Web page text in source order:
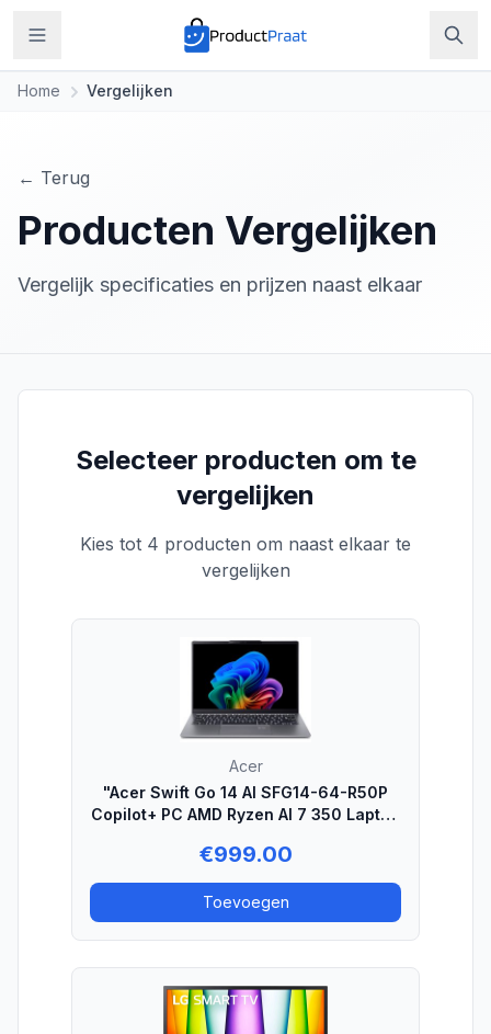
Home Vergelijken
← Terug
Producten Vergelijken
Vergelijk specificaties en prijzen naast elkaar
Selecteer producten om te
vergelijken
Kies tot 4 producten om naast elkaar te
vergelijken
Acer
"Acer Swift Go 14 AI SFG14-64-R50P
Copilot+ PC AMD Ryzen AI 7 350 Laptop
SDRAM 1 TB SSD Wi-Fi 7 (802.11be)
Windows 11 Home US International
Zilver"
€999.00
Toevoegen